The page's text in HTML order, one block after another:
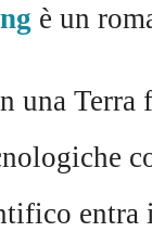
è un
una Terra